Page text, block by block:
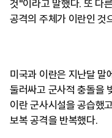
것"이라고 말했다. 또 다
공격의 주체가 이란인 것
미국과 이란은 지난달 말
둘러싸고 군사적 충돌을
이란 군사시설을 공습했
보복 공격을 반복했다.